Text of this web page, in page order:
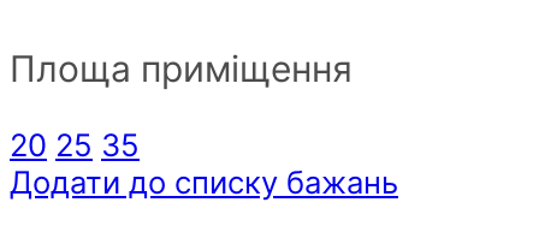
FMA-
спліт-
система
Площа приміщення
20 25 35
Додати до списку бажань